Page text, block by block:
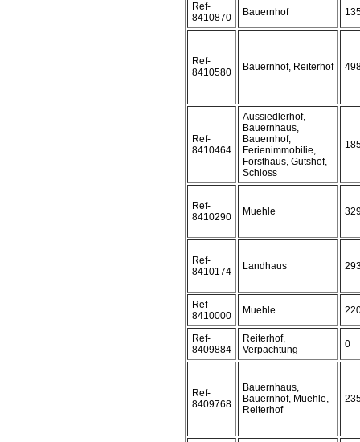
Ref-
8410870
Bauernhof
Ref-
8410580
Bauernhof, Reiterhof
Ref-
8410464
Aussiedlerhof,
Bauernhaus,
Bauernhof,
Ferienimmobilie,
Forsthaus, Gutshof,
Schloss
Ref-
8410290
Muehle
Ref-
8410174
Landhaus
Ref-
8410000
Muehle
Ref-
8409884
Reiterhof,
Verpachtung
0
Ref-
8409768
Bauernhaus,
Bauernhof, Muehle,
Reiterhof